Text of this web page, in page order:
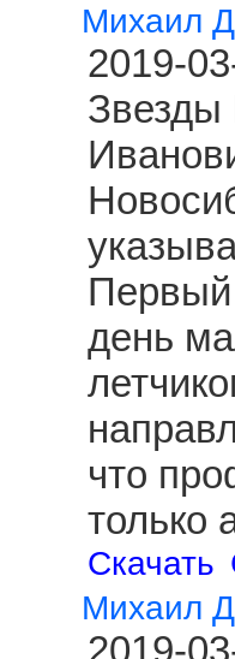
Михаил
2019-
Звезды
Первый
день
что
только
Скачать
Михаил
2019-